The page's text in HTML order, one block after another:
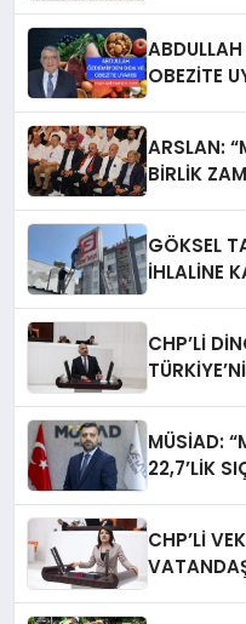
OBEZİTE
ARSLAN:
BİRLİK
GÖKSEL
İHLALİNE
CHP’Lİ
MÜSİAD:
22,7’LİK
CHP’Lİ